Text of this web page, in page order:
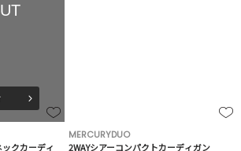
ックカーディ
MERCURYDUO
2WAYシアーコンパクトカーディガン